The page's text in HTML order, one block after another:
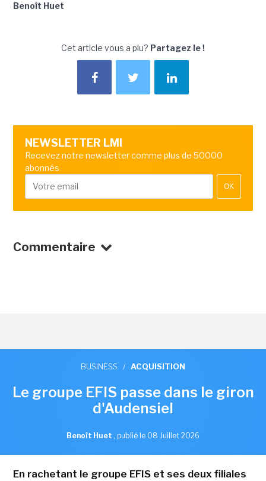
Benoît Huet
Cet article vous a plu? Partagez le !
NEWSLETTER LMI
Recevez notre newsletter comme plus de 50000
abonnés
OK
Commentaire
BUSINESS / ACQUISITION
Le groupe EFIS passe dans le giron
d'Audensiel
Benoît Huet , publié le 08 Juillet 2026
En rachetant le groupe EFIS et ses deux filiales